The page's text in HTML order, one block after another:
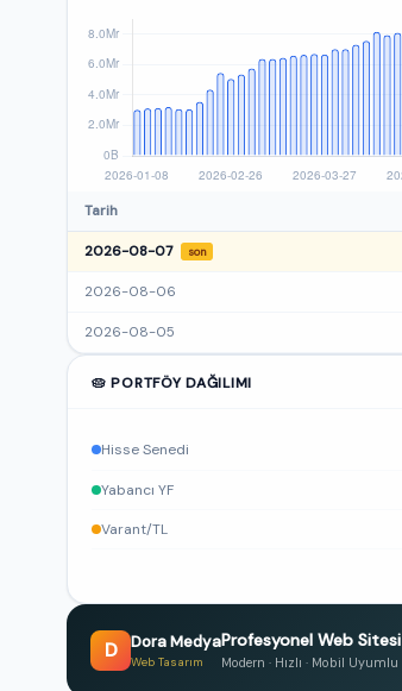
Tarih
2026-08-07 son
2026-08-06
2026-08-05
🥧 PORTFÖY DAĞILIMI
Hisse Senedi
Yabancı YF
Varant/TL
D Dora Medya
Web Tasarım
Profesyonel Web Sitesi
Modern · Hızlı · Mobil Uyumlu